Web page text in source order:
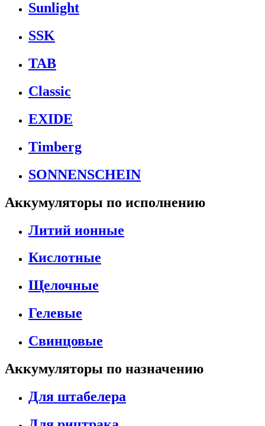
Sunlight
SSK
TAB
Classic
EXIDE
Timberg
SONNENSCHEIN
Аккумуляторы по исполнению
Литий ионные
Кислотные
Щелочные
Гелевые
Свинцовые
Аккумуляторы по назначению
Для штабелера